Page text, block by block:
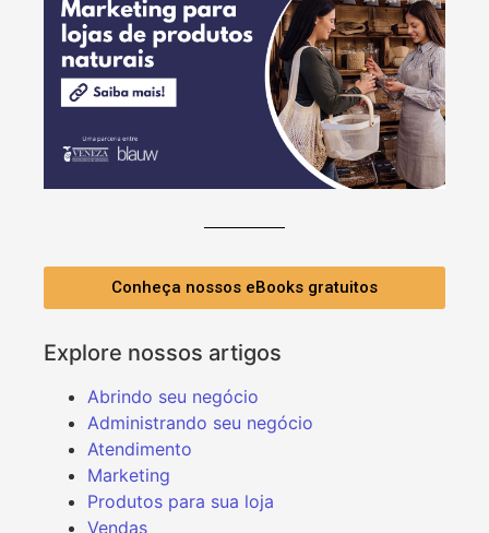
Conheça nossos eBooks gratuitos
Explore nossos artigos
Abrindo seu negócio
Administrando seu negócio
Atendimento
Marketing
Produtos para sua loja
Vendas